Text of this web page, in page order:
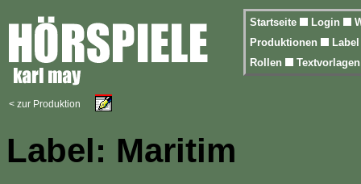
Startseite Login
Produktionen
Rollen
< zur Produktion
Label: Maritim